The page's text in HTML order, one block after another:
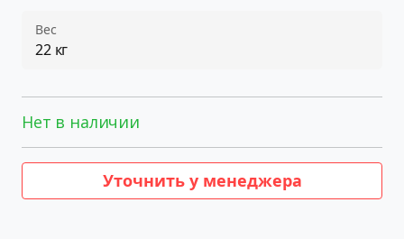
Вес
22 кг
Нет в наличии
Уточнить у менеджера